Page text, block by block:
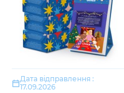
Дата відправлення :
17.09.2026